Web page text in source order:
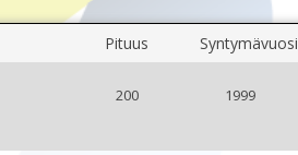
Pituus Syntymävuosi
200 1999